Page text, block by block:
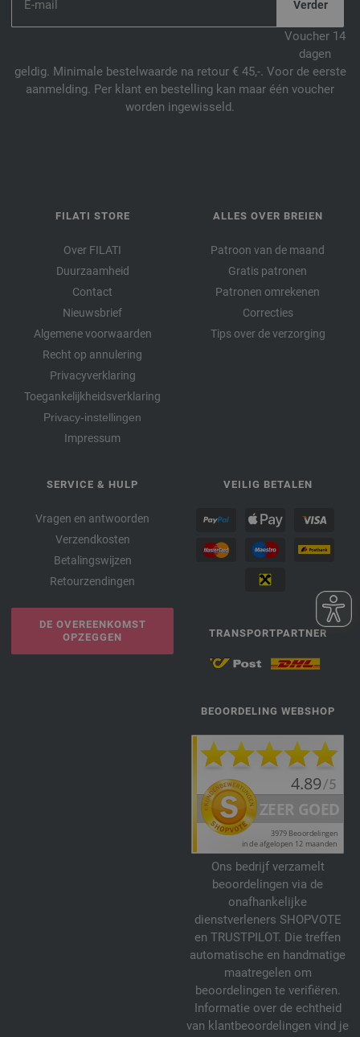
Voucher 14
dagen
geldig. Minimale bestelwaarde na retour € 45,-. Voor de eerste
aanmelding. Per klant en bestelling kan maar één voucher
worden ingewisseld.
FILATI STORE
Over FILATI
Duurzaamheid
Contact
Nieuwsbrief
Algemene voorwaarden
Recht op annulering
Privacyverklaring
Toegankelijkheidsverklaring
Privacy-instellingen
Impressum
ALLES OVER BREIEN
Patroon van de maand
Gratis patronen
Patronen omrekenen
Correcties
Tips over de verzorging
SERVICE & HULP
Vragen en antwoorden
Verzendkosten
Betalingswijzen
Retourzendingen
DE OVEREENKOMST
OPZEGGEN
VEILIG BETALEN
TRANSPORTPARTNER
BEOORDELING WEBSHOP
Ons bedrijf verzamelt
beoordelingen via de
onafhankelijke
dienstverleners SHOPVOTE
en TRUSTPILOT. Die treffen
automatische en handmatige
maatregelen om
beoordelingen te verifiëren.
Informatie over de echtheid
van klantbeoordelingen vind je